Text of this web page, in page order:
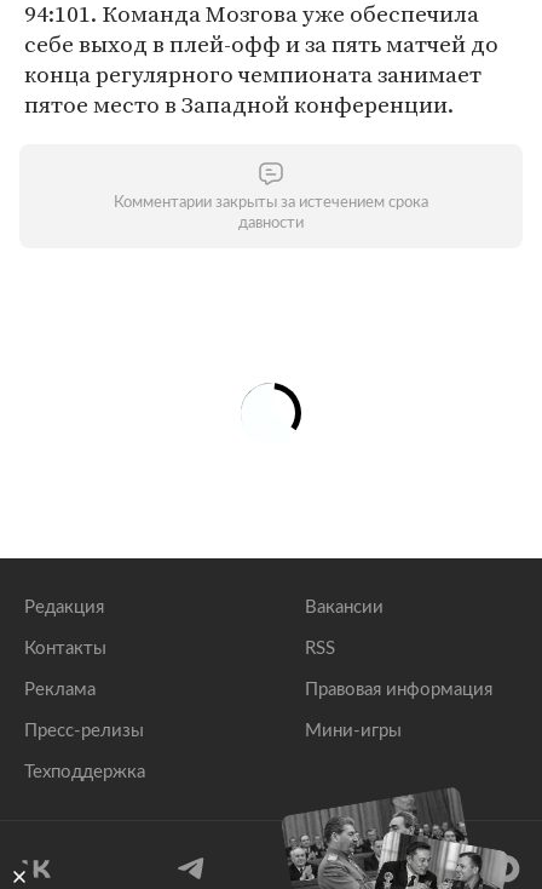
94:101. Команда Мозгова уже обеспечила
себе выход в плей-офф и за пять матчей до
конца регулярного чемпионата занимает
пятое место в Западной конференции.
Комментарии закрыты за истечением срока
давности
Редакция
Контакты
Реклама
Пресс-релизы
Техподдержка
Вакансии
RSS
Правовая информация
Мини-игры